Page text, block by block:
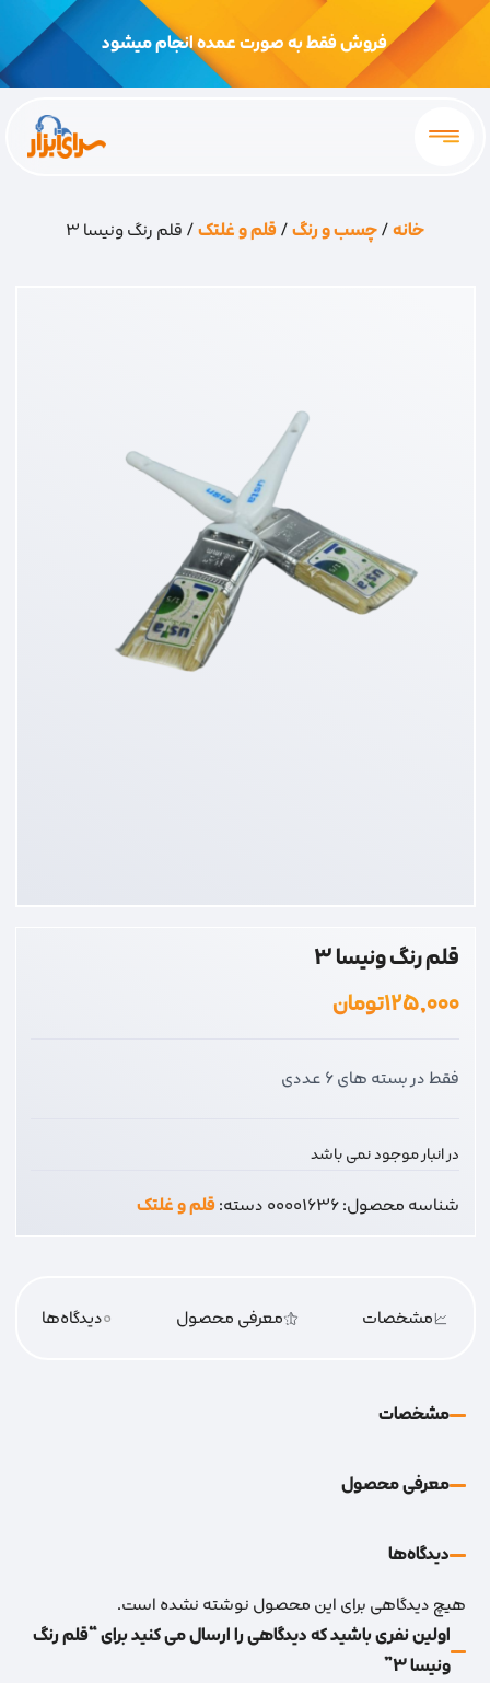
فروش فقط به صورت عمده انجام میشود
خانه/چسب و رنگ/قلم و غلتک/ قلم رنگ ونیسا 3
قلم رنگ ونیسا 3
۱۲۵,۰۰۰تومان
فقط در بسته های 6 عددی
در انبار موجود نمی باشد
شناسه محصول:00001636دسته:قلم و غلتک
مشخصات معرفی محصول 0دیدگاه‌‌ها
مشخصات
معرفی محصول
دیدگاه‌‌ها
هیچ دیدگاهی برای این محصول نوشته نشده است.
اولین نفری باشید که دیدگاهی را ارسال می کنید برای “قلم رنگ
ونیسا 3”